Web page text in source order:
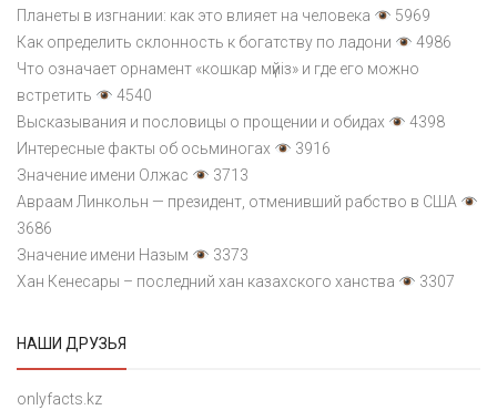
Планеты в изгнании: как это влияет на человека
5969
Как определить склонность к богатству по ладони
4986
Что означает орнамент «кошкар мүйіз» и где его можно
встретить
4540
Высказывания и пословицы о прощении и обидах
4398
Интересные факты об осьминогах
3916
Значение имени Олжас
3713
Авраам Линкольн — президент, отменивший рабство в США
3686
Значение имени Назым
3373
Хан Кенесары – последний хан казахского ханства
3307
НАШИ ДРУЗЬЯ
onlyfacts.kz